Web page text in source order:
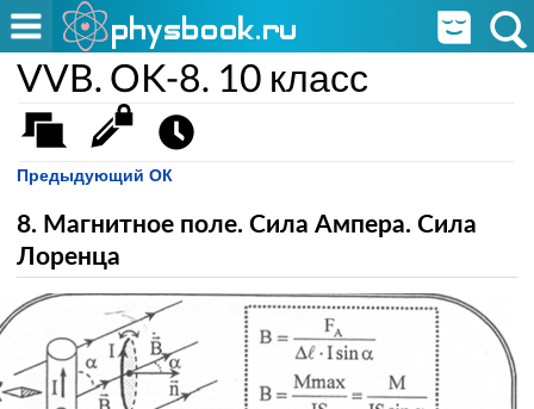
VVB. OK-8. 10 класс
Предыдующий ОК
8. Магнитное поле. Сила Ампера. Сила
Лоренца